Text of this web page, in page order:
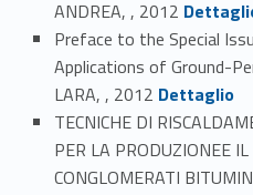
ANDREA, , 2012
Preface to the Special
Applications of Ground-
LARA, , 2012 Link identifier #identifier_person_103644-40
Dettaglio
TECNICHE DI
PER LA PRODUZIONEE IL
CONGLOMERATI